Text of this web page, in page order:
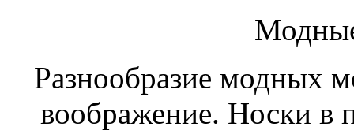
Разнообразие модных
воображение. Носки в